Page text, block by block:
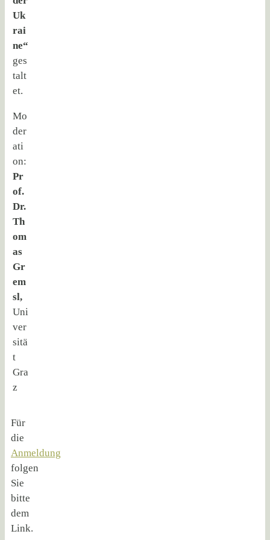
Uk
rai
ne“
ges
talt
et.
Mo
der
ati
on:
Pr
of.
Dr.
Th
om
as
Gr
em
sl,
Uni
ver
sitä
t
Gra
z
Für
die
Anmeldung
folgen
Sie
bitte
dem
Link.